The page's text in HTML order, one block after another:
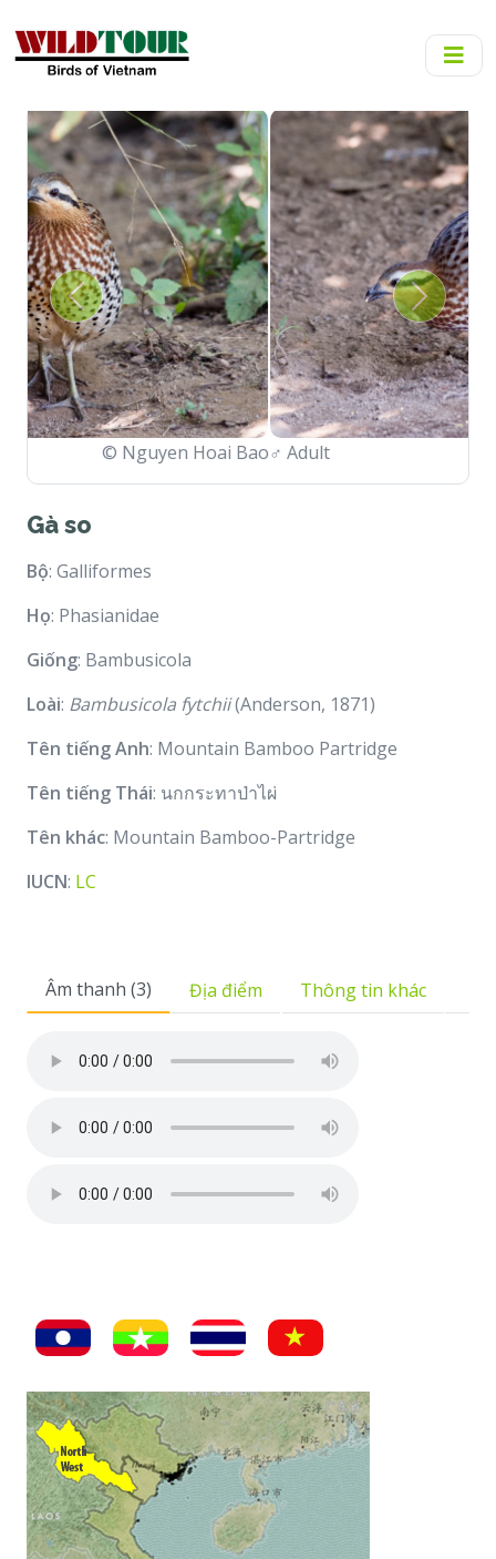
© Nguyen Hoai Bao
Previous Next
Gà so
Bộ: Galliformes
Họ: Phasianidae
Giống: Bambusicola
Loài: Bambusicola fytchii(Anderson, 1871)
Tên tiếng Anh: Mountain Bamboo Partridge
Tên tiếng Thái: นกกระทาป่าไผ่
Tên khác: Mountain Bamboo-Partridge
IUCN: LC
Âm thanh (3) Địa điểm Thông tin khác